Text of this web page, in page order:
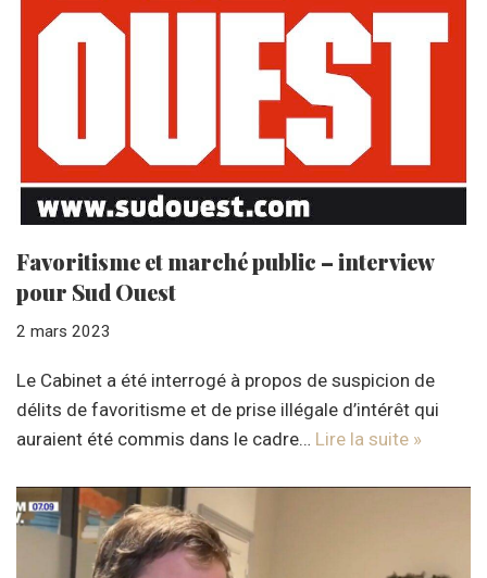
Favoritisme et marché public – interview
pour Sud Ouest
2 mars 2023
Le Cabinet a été interrogé à propos de suspicion de
délits de favoritisme et de prise illégale d’intérêt qui
auraient été commis dans le cadre… Lire la suite »